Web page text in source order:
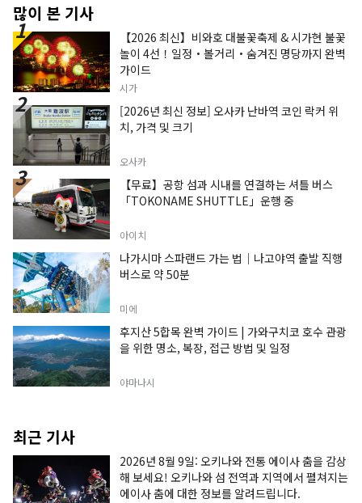
많이 본 기사
【2026 최신】비와호 대불꽃축제 & 시가현 불꽃
놀이 4선！일정・볼거리・숨겨진 명당까지 완벽
가이드
시가
[2026년 최신 정보] 오사카 난바역 코인 락커 위
치, 가격 및 크기
오사카
【무료】공항 섬과 시내를 연결하는 셔틀 버스
「TOKONAME SHUTTLE」운행 중
아이치
나가시마 스파랜드 가는 법｜나고야역 출발 직행
버스로 약 50분
미에
후지산 5합목 완벽 가이드 | 가와구치코 호수 관광
을 위한 명소, 복장, 접근 방법 및 일정
야마나시
최근 기사
2026년 8월 9일: 오키나와 전통 에이사 춤을 감상
해 보세요! 오키나와 섬 전역과 지역에서 펼쳐지는
에이사 춤에 대한 정보를 알려드립니다.